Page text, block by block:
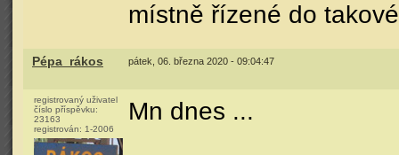
místně řízené do
Pépa_rákos pátek, 06. března 2020 - 09:04:47
registrovaný uživatel
číslo příspěvku:
23163
registrován: 1-2006
Mn dnes ...